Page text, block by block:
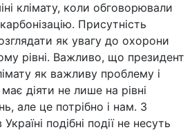
клімату, коли обговорювали
Присутність
як увагу до охорони
рівні. Важливо, що президент
як важливу проблему і
діяти не лише на рівні
але це потрібно і нам. З
подібні події не несуть